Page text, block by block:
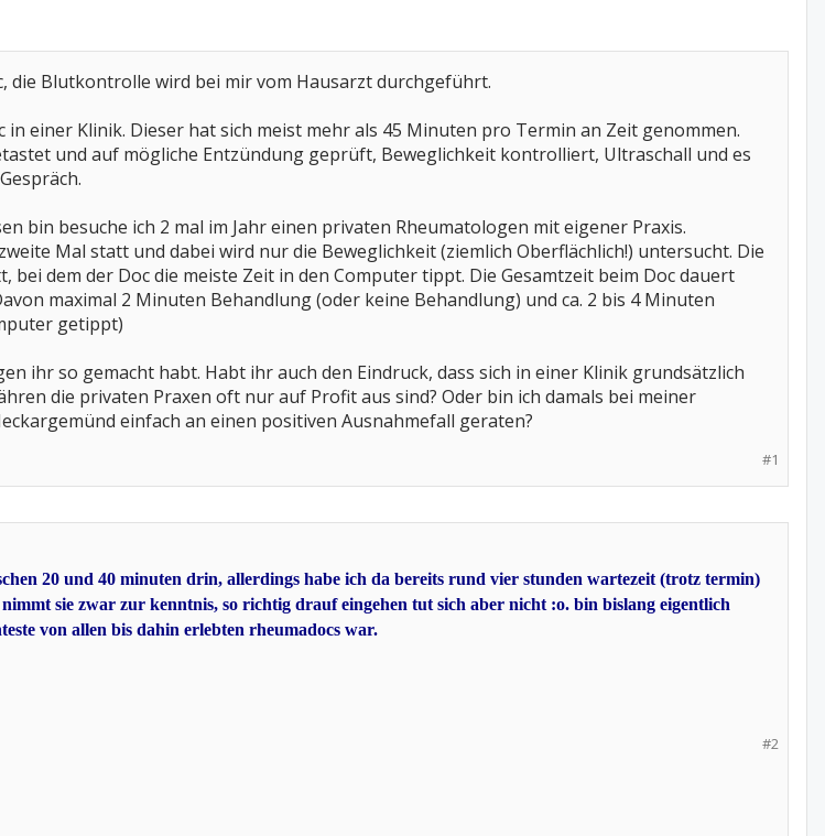
die Blutkontrolle wird bei mir vom Hausarzt durchgeführt.
einer Klinik. Dieser hat sich meist mehr als 45 Minuten pro Termin an Zeit genommen.
und auf mögliche Entzündung geprüft, Beweglichkeit kontrolliert, Ultraschall und es
bin besuche ich 2 mal im Jahr einen privaten Rheumatologen mit eigener Praxis.
Mal statt und dabei wird nur die Beweglichkeit (ziemlich Oberflächlich!) untersucht. Die
bei dem der Doc die meiste Zeit in den Computer tippt. Die Gesamtzeit beim Doc dauert
maximal 2 Minuten Behandlung (oder keine Behandlung) und ca. 2 bis 4 Minuten
getippt)
ihr so gemacht habt. Habt ihr auch den Eindruck, dass sich in einer Klinik grundsätzlich
die privaten Praxen oft nur auf Profit aus sind? Oder bin ich damals bei meiner
einfach an einen positiven Ausnahmefall geraten?
#1
20 und 40 minuten drin, allerdings habe ich da bereits rund vier stunden wartezeit (trotz termin)
sie zwar zur kenntnis, so richtig drauf eingehen tut sich aber nicht :o. bin bislang eigentlich
von allen bis dahin erlebten rheumadocs war.
#2